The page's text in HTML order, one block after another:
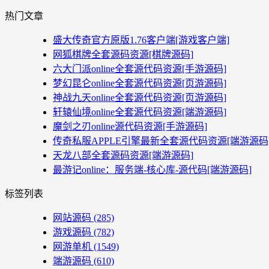
热门文章
盛大传奇官方原版1.76客户端[游戏客户端]
网狐棋牌全套源码资源[棋牌源码]
六大门派online全套源代码资源[手游源码]
梦幻昆仑online全套源代码资源[页游源码]
神战九天online全套源代码资源[页游源码]
轩辕仙境online全套源代码资源[端游源码]
魔剑之刃online源代码资源[手游源码]
传奇私服APPLE引擎最新全套源代码资源[端游源
天龙八部全套源码资源[端游源码]
最游记online：服务端-核心库-源代码[端游源码]
标签列表
网站源码 (285)
游戏源码 (782)
网游单机 (1549)
端游源码 (610)